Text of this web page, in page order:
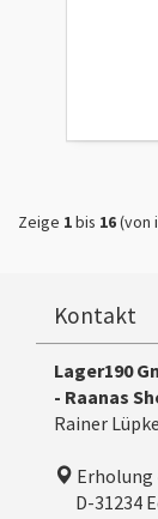
Zeige 1bis 16(von
Kontakt
Lager190
- Raanas
Rainer
Erholung
D-31234